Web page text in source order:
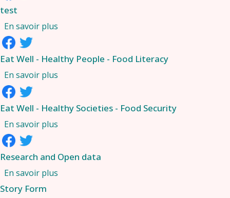
test
En savoir plus
Eat Well - Healthy People - Food Literacy
En savoir plus
Eat Well - Healthy Societies - Food Security
En savoir plus
Research and Open data
En savoir plus
Story Form